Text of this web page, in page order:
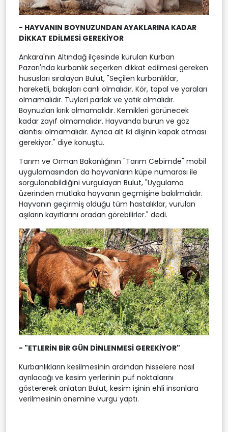
- HAYVANIN BOYNUZUNDAN AYAKLARINA KADAR
DİKKAT EDİLMESİ GEREKİYOR
Ankara'nın Altındağ ilçesinde kurulan Kurban
Pazarı'nda kurbanlık seçerken dikkat edilmesi gereken
hususları sıralayan Bulut, "Seçilen kurbanlıklar,
hareketli, bakışları canlı olmalıdır. Kör, topal ve yaraları
olmamalıdır. Tüyleri parlak ve yatık olmalıdır.
Boynuzları kırık olmamalıdır. Kemikleri görünecek
kadar zayıf olmamalıdır. Hayvanda burun ve göz
akıntısı olmamalıdır. Ayrıca alt iki dişinin kapak atması
gerekiyor." diye konuştu.
Tarım ve Orman Bakanlığının "Tarım Cebimde" mobil
uygulamasından da hayvanların küpe numarası ile
sorgulanabildiğini vurgulayan Bulut, "Uygulama
üzerinden mutlaka hayvanın geçmişine bakılmalıdır.
Hayvanın geçirmiş olduğu tüm hastalıklar, vurulan
aşıların kayıtlarını oradan görebilirler." dedi.
- "ETLERİN BİR GÜN DİNLENMESİ GEREKİYOR"
Kurbanlıkların kesilmesinin ardından hisselere nasıl
ayrılacağı ve kesim yerlerinin püf noktalarını
göstererek anlatan Bulut, kesim işinin ehli insanlara
verilmesinin önemine vurgu yaptı.